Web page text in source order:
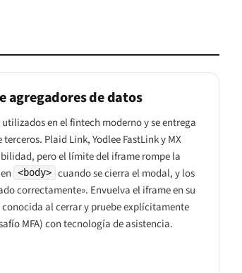
agregadores de datos
en el fintech moderno y se entrega
Plaid Link, Yodlee FastLink y MX
pero el límite del iframe rompe la
<body> cuando se cierra el modal, y los
correctamente». Envuelva el iframe en su
al cerrar y pruebe explícitamente
MFA) con tecnología de asistencia.